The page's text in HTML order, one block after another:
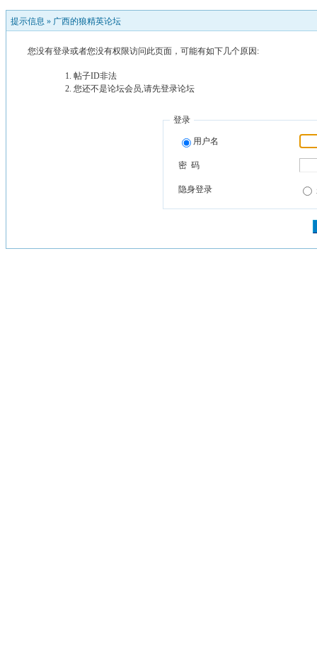
提示信息 » 广西的狼精英论坛
您没有登录或者您没有权限访问此页面，可能有如下几个原因:
帖子ID非法
您还不是论坛会员,请先登录论坛
登录
用户名
密 码
隐身登录